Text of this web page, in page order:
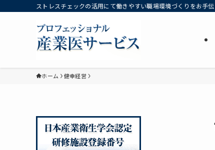
ストレスチェックの活用にて働きやすい職場環境づくりをお手
ホーム 健幸経営